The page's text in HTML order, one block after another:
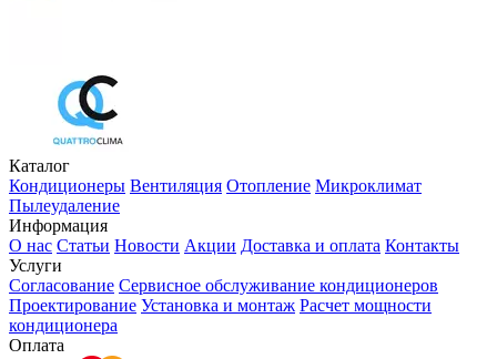
Каталог
Кондиционеры Вентиляция Отопление Микроклимат
Пылеудаление
Информация
О нас Статьи Новости Акции Доставка и оплата Контакты
Услуги
Согласование Сервисное обслуживание кондиционеров
Проектирование Установка и монтаж Расчет мощности
кондиционера
Оплата